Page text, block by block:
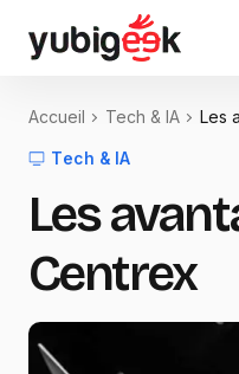
Accueil Tech & IA Les
Tech & IA
Les
Centrex